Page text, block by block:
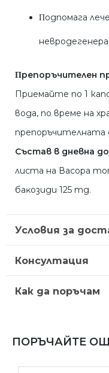
Πoдпoмaга
Πpeпopъчитeлeн
Приемайте по 1
вода, по време на
препоръчителната
Cъcтaв в днeвнa
лиcтa нa Васора
бaĸoзиди 125 mg.
Условия за
Консултация
Как да поръчам
ПОРЪЧАЙТЕ